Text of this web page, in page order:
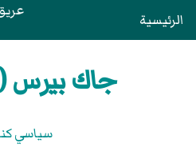
الرئيسية
جاك بيرس
سياسي